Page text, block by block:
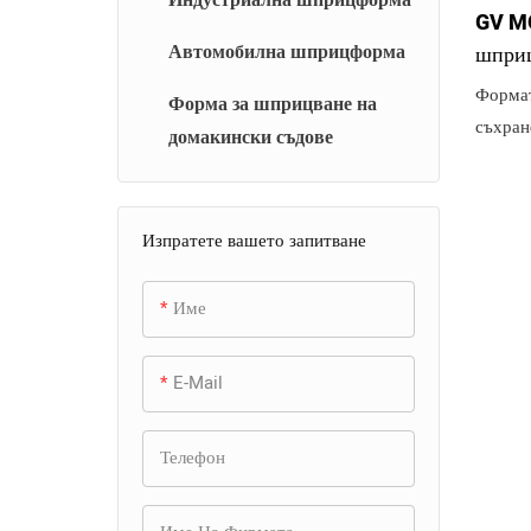
Автомобилна шприцформа
Форма за шприцване на
домакински съдове
Изпратете вашето запитване
Име
E-Mail
Телефон
GV
рафт